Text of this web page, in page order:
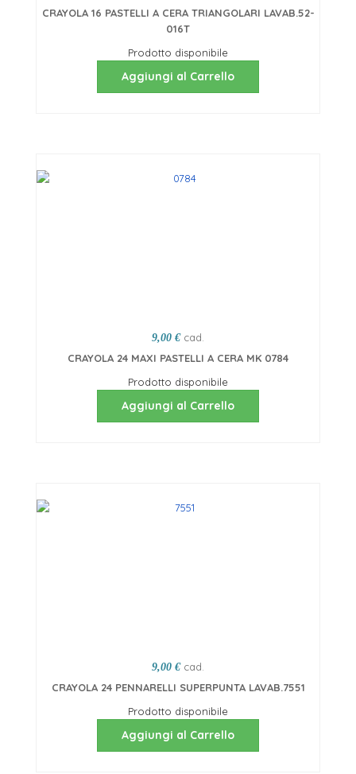
CRAYOLA 16 PASTELLI A CERA TRIANGOLARI LAVAB.52-
016T
Prodotto disponibile
Aggiungi al Carrello
9,00 € cad.
CRAYOLA 24 MAXI PASTELLI A CERA MK 0784
Prodotto disponibile
Aggiungi al Carrello
9,00 € cad.
CRAYOLA 24 PENNARELLI SUPERPUNTA LAVAB.7551
Prodotto disponibile
Aggiungi al Carrello